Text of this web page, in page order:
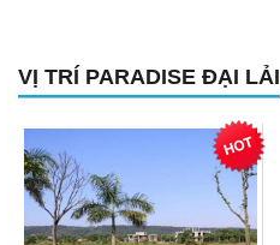
VỊ TRÍ PARADISE ĐẠI LẢI